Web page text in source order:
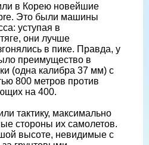
в Корею новейшие
Это были машины
уступая в
они лучше
в пике. Правда, у
преимущество в
(одна калибра 37 мм) с
800 метров против
на 400.
тактику, максимально
стороны их самолетов.
высоте, невидимые с